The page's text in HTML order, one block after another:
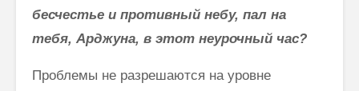
бесчестье и противный небу, пал на
тебя, Арджуна, в этот неурочный час?
Проблемы не разрешаются на уровне